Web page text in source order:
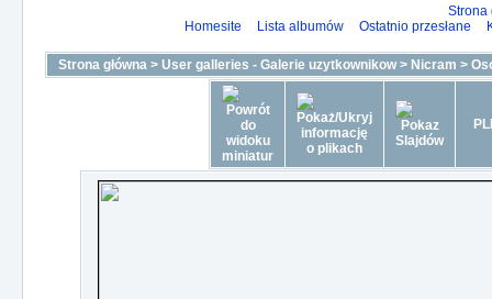
Strona
Homesite
Lista albumów Ostatnio przesłane
Strona główna > User galleries - Galerie uzytkownikow> Nicram >